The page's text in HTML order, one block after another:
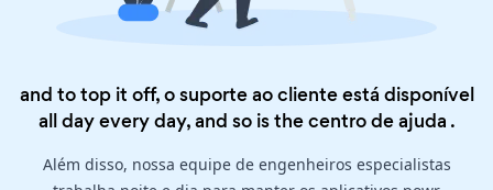
and to top it off, o suporte ao cliente está disponível
all day every day, and so is thecentro de ajuda .
Além disso, nossa equipe de engenheiros especialistas